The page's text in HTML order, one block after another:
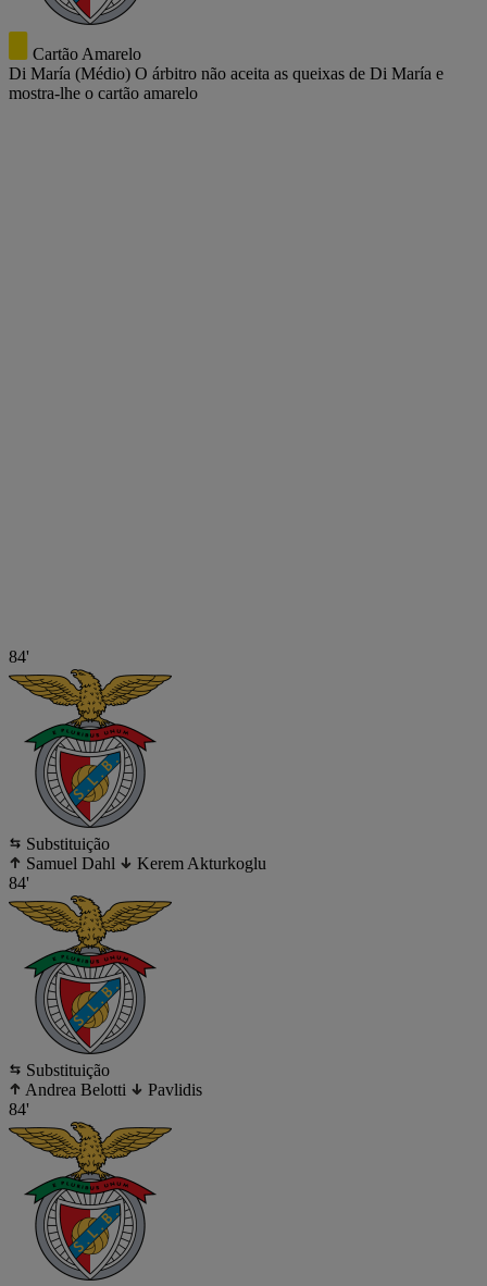
Cartão Amarelo
Di María (Médio) O árbitro não aceita as queixas de Di María e
mostra-lhe o cartão amarelo
84'
Substituição
Samuel Dahl
Kerem Akturkoglu
84'
Substituição
Andrea Belotti
Pavlidis
84'